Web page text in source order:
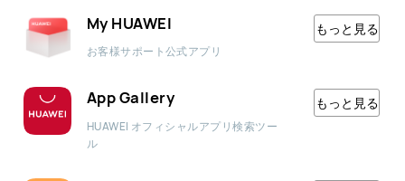
My HUAWEI
お客様サポート公式アプリ
もっと見る
App Gallery
HUAWEI オフィシャルアプリ検索ツー
ル
もっと見る